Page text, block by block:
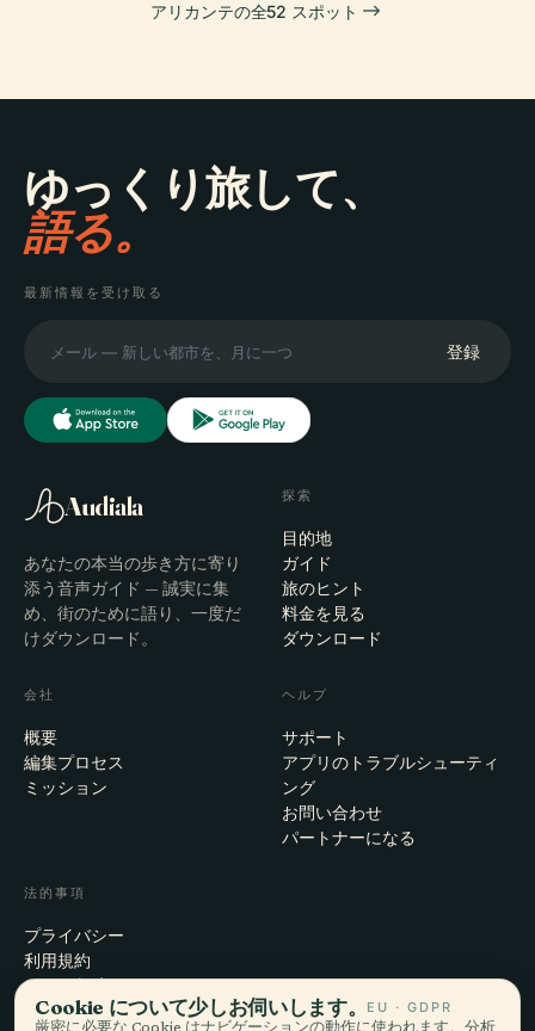
アリカンテの全52 スポット
ゆっくり旅して、
語る。
最新情報を受け取る
登録
Audiala
あなたの本当の歩き方に寄り
添う音声ガイド — 誠実に集
め、街のために語り、一度だ
けダウンロード。
探索
目的地
ガイド
旅のヒント
料金を見る
ダウンロード
会社
概要
編集プロセス
ミッション
ヘルプ
サポート
アプリのトラブルシューティ
ング
お問い合わせ
パートナーになる
法的事項
プライバシー
利用規約
Cookie設定
アカウント削除
Cookie について少しお伺いします。 EU · GDPR
厳密に必要な Cookie はナビゲーションの動作に使われます。分析